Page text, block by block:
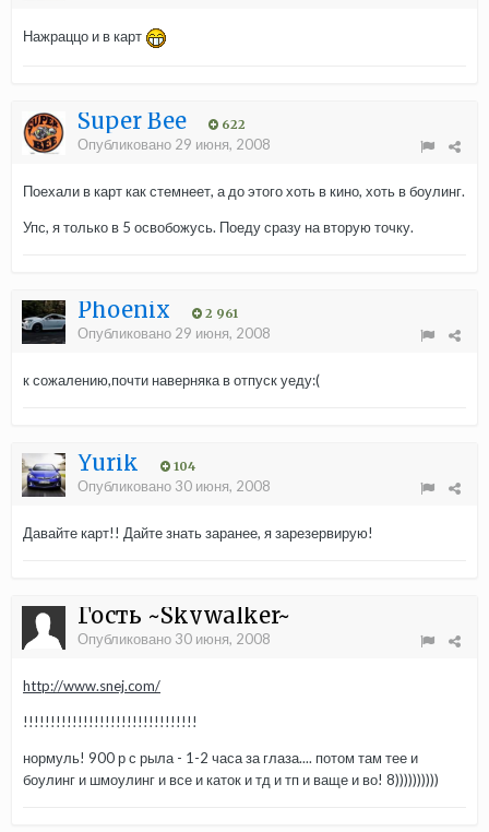
Нажраццо и в карт
Super Bee 622
Опубликовано 29 июня, 2008
Поехали в карт как стемнеет, а до этого хоть в кино, хоть в боулинг.
Упс, я только в 5 освобожусь. Поеду сразу на вторую точку.
Phoenix 2 961
Опубликовано 29 июня, 2008
к сожалению,почти наверняка в отпуск уеду:(
Yurik 104
Опубликовано 30 июня, 2008
Давайте карт!! Дайте знать заранее, я зарезервирую!
Гость ~Skywalker~
Опубликовано 30 июня, 2008
http://www.snej.com/
!!!!!!!!!!!!!!!!!!!!!!!!!!!!!!!!
нормуль! 900 р с рыла - 1-2 часа за глаза.... потом там тее и
боулинг и шмоулинг и все и каток и тд и тп и ваще и во! 8))))))))))